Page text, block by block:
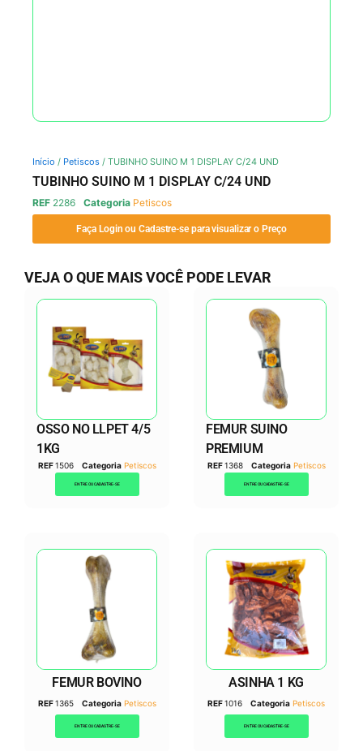
Início / Petiscos / TUBINHO SUINO M 1 DISPLAY C/24 UND
TUBINHO SUINO M 1 DISPLAY C/24 UND
REF 2286 Categoria Petiscos
Faça Login ou Cadastre-se para visualizar o Preço
VEJA O QUE MAIS VOCÊ PODE LEVAR
OSSO NO LLPET 4/5
1KG
REF1506 Categoria Petiscos
ENTRE OU CADASTRE-SE
FEMUR SUINO
PREMIUM
REF1368 Categoria Petiscos
ENTRE OU CADASTRE-SE
FEMUR BOVINO
REF1365 Categoria Petiscos
ENTRE OU CADASTRE-SE
ASINHA 1 KG
REF1016 Categoria Petiscos
ENTRE OU CADASTRE-SE